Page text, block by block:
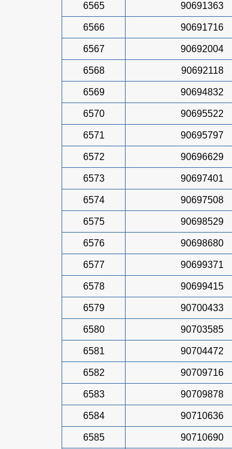
6565 90691363
6566 90691716
6567 90692004
6568 90692118
6569 90694832
6570 90695522
6571 90695797
6572 90696629
6573 90697401
6574 90697508
6575 90698529
6576 90698680
6577 90699371
6578 90699415
6579 90700433
6580 90703585
6581 90704472
6582 90709716
6583 90709878
6584 90710636
6585 90710690